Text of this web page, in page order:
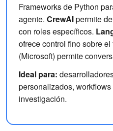
Frameworks de Python
agente. CrewAIpermite
con roles específicos.
ofrece control fino sobre el
(Microsoft) permite
Ideal para:
personalizados,
investigación.